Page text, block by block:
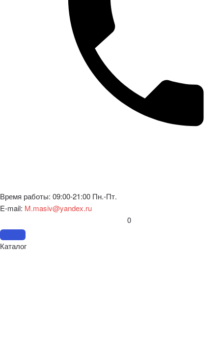
Время работы: 09:00-21:00 Пн.-Пт.
E-mail: M.masiv@yandex.ru
0
Каталог